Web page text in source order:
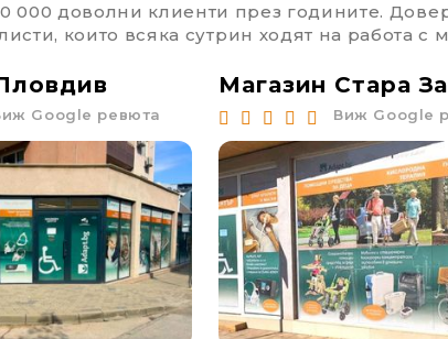
000 доволни клиенти през годините.
които всяка сутрин ходят на работа с
Google ревюта
Магазин Стара
Виж Google